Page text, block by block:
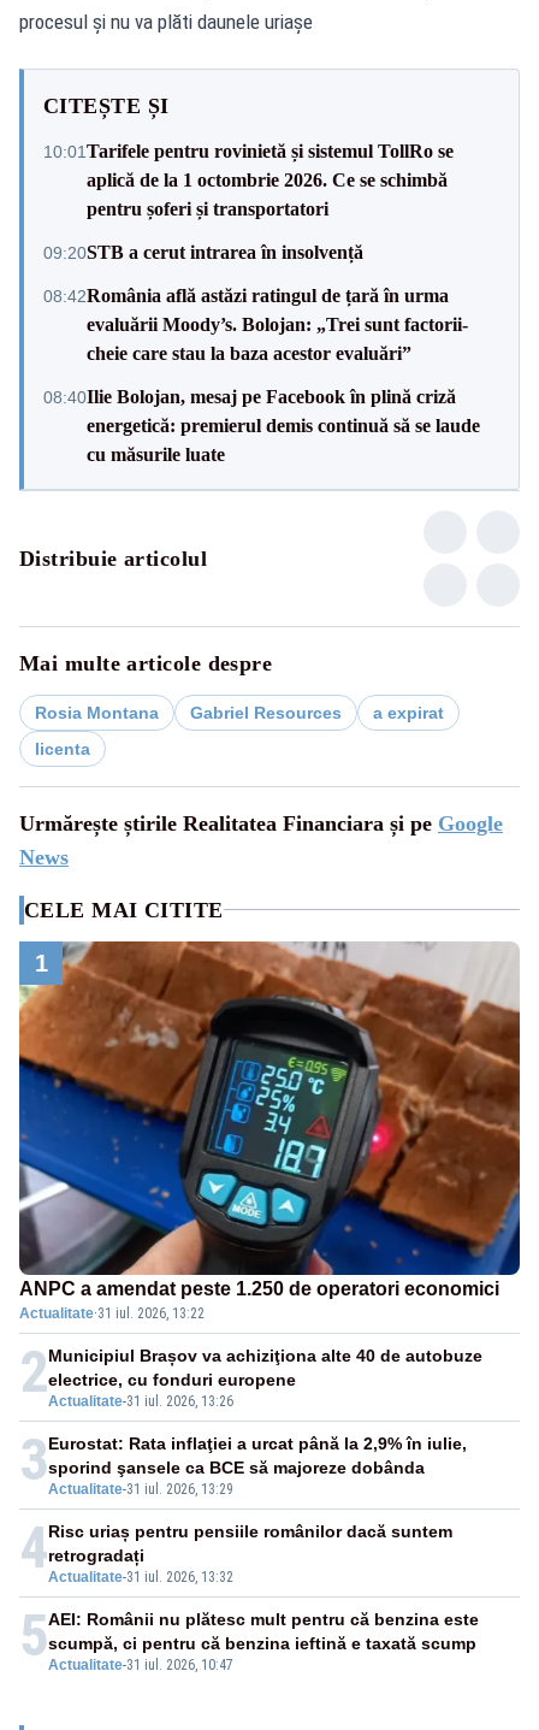
procesul și nu va plăti daunele uriașe
CITEȘTE ȘI
10:01Tarifele pentru rovinietă și sistemul TollRo se
aplică de la 1 octombrie 2026. Ce se schimbă
pentru șoferi și transportatori
09:20STB a cerut intrarea în insolvență
08:42România află astăzi ratingul de țară în urma
evaluării Moody’s. Bolojan: „Trei sunt factorii-
cheie care stau la baza acestor evaluări”
08:40Ilie Bolojan, mesaj pe Facebook în plină criză
energetică: premierul demis continuă să se laude
cu măsurile luate
Distribuie articolul
Mai multe articole despre
Rosia Montana Gabriel Resources
a expirat
licenta
Urmărește știrile Realitatea Financiara și pe Google
News
CELE MAI CITITE
1
ANPC a amendat peste 1.250 de operatori economici
Actualitate·31 iul. 2026, 13:22
2Actualitate-31 iul. 2026, 13:26
Municipiul Brașov va achiziţiona alte 40 de autobuze
electrice, cu fonduri europene
3Actualitate-31 iul. 2026, 13:29
Eurostat: Rata inflaţiei a urcat până la 2,9% în iulie,
sporind şansele ca BCE să majoreze dobânda
4Actualitate-31 iul. 2026, 13:32
Risc uriaș pentru pensiile românilor dacă suntem
retrogradați
5Actualitate-31 iul. 2026, 10:47
AEI: Românii nu plătesc mult pentru că benzina este
scumpă, ci pentru că benzina ieftină e taxată scump